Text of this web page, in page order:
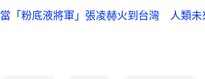
當「粉底液將軍」張凌赫火到台灣 人類未